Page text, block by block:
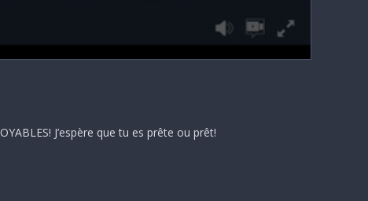
J’espère que tu es prête ou prêt!